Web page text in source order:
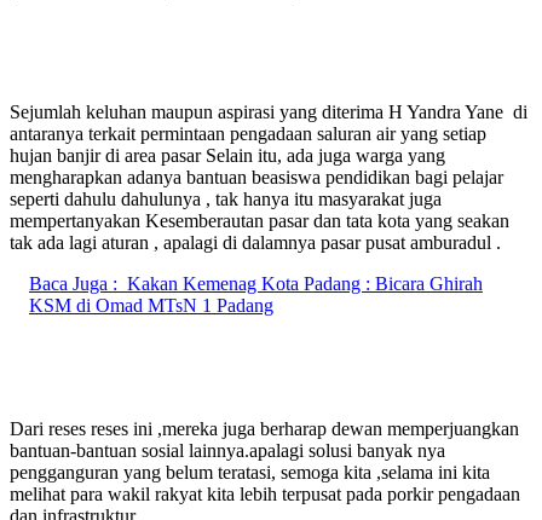
Sejumlah keluhan maupun aspirasi yang diterima H Yandra Yane di
antaranya terkait permintaan pengadaan saluran air yang setiap
hujan banjir di area pasar Selain itu, ada juga warga yang
mengharapkan adanya bantuan beasiswa pendidikan bagi pelajar
seperti dahulu dahulunya , tak hanya itu masyarakat juga
mempertanyakan Kesemberautan pasar dan tata kota yang seakan
tak ada lagi aturan , apalagi di dalamnya pasar pusat amburadul .
Baca Juga : Kakan Kemenag Kota Padang : Bicara Ghirah
KSM di Omad MTsN 1 Padang
Dari reses reses ini ,mereka juga berharap dewan memperjuangkan
bantuan-bantuan sosial lainnya.apalagi solusi banyak nya
pengganguran yang belum teratasi, semoga kita ,selama ini kita
melihat para wakil rakyat kita lebih terpusat pada porkir pengadaan
dan infrastruktur,